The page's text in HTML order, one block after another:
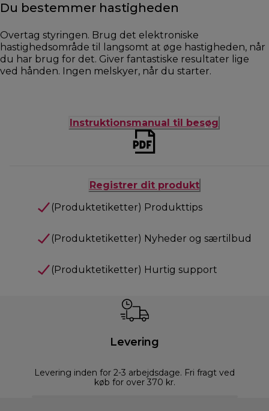
Du bestemmer hastigheden
Overtag styringen. Brug det elektroniske
hastighedsområde til langsomt at øge hastigheden, når
du har brug for det. Giver fantastiske resultater lige
ved hånden. Ingen melskyer, når du starter.
Instruktionsmanual til besøg
Registrer dit produkt
(Produktetiketter) Produkttips
(Produktetiketter) Nyheder og særtilbud
(Produktetiketter) Hurtig support
Levering
Levering inden for 2-3 arbejdsdage. Fri fragt ved
køb for over 370 kr.